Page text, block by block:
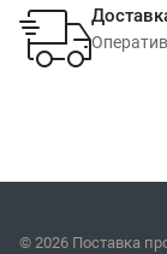
© 2026 Поставка